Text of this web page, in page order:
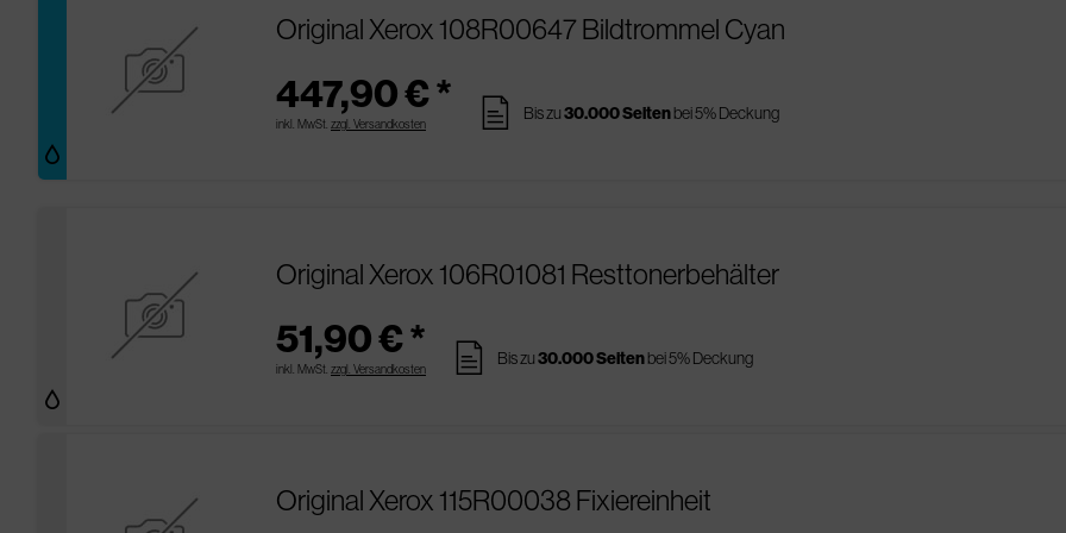
Original Xerox 108R00647 Bildtrommel Cyan
447,90 € *
inkl. MwSt. zzgl. Versandkosten pages Bis zu30.000 Seitenbei 5% Deckung
Original Xerox 106R01081 Resttonerbehälter
51,90 € *
inkl. MwSt. zzgl. Versandkosten pages Bis zu30.000 Seitenbei 5% Deckung
Original Xerox 115R00038 Fixiereinheit